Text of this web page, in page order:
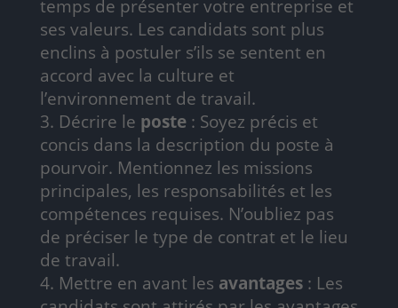
temps de présenter votre entreprise et
ses valeurs. Les candidats sont plus
enclins à postuler s’ils se sentent en
accord avec la culture et
l’environnement de travail.
Décrire le poste: Soyez précis et
concis dans la description du poste à
pourvoir. Mentionnez les missions
principales, les responsabilités et les
compétences requises. N’oubliez pas
de préciser le type de contrat et le lieu
de travail.
Mettre en avant les avantages: Les